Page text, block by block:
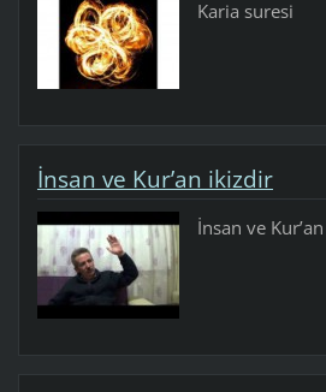
Karia suresi
İnsan ve Kur’an ikizdir
İnsan ve